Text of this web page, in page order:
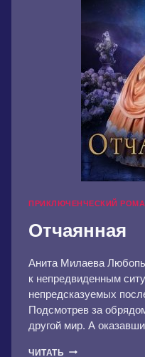
ПРИКЛЮЧЕНЧЕСКИЙ
Отчаянная
Анита Милаева
к непредвиденным
непредсказуемых
Подсмотрев за
другой мир. А
ЧИТАТЬ ОТЧАЯННАЯ